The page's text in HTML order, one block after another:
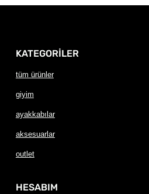
KATEGORİLER
tüm ürünler
giyim
ayakkabılar
aksesuarlar
outlet
HESABIM